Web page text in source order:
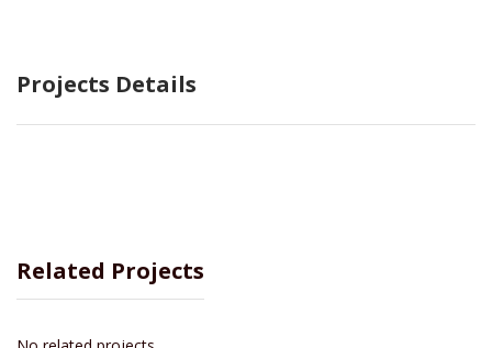
Projects Details
Related Projects